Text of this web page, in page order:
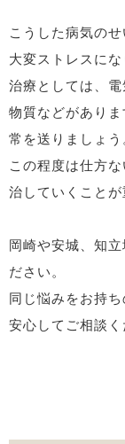
こうした病気の
大変ストレスにな
治療としては、
物質などがあり
常を送りましょう
この程度は仕方
治していくことが
岡崎や安城、知
ださい。
同じ悩みをお持
安心してご相談く